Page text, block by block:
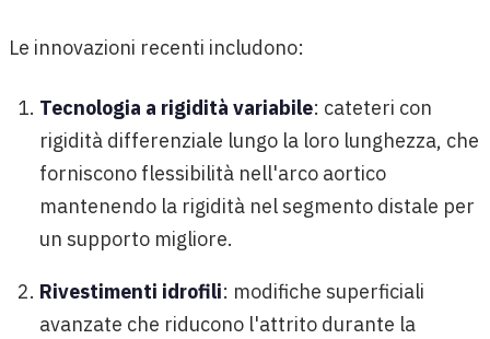
Le innovazioni recenti includono:
Tecnologia a rigidità variabile: cateteri con
rigidità differenziale lungo la loro lunghezza, che
forniscono flessibilità nell'arco aortico
mantenendo la rigidità nel segmento distale per
un supporto migliore.
Rivestimenti idrofili: modifiche superficiali
avanzate che riducono l'attrito durante la